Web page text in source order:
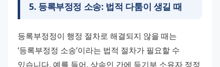
5. 등록부정정 소송: 법적 다툼이 생길 때
등록부정정이 행정 절차로 해결되지 않을 때는
‘등록부정정 소송’이라는 법적 절차가 필요할 수
있습니다. 예를 들어, 상속인 간에 등기부 소유자 정정